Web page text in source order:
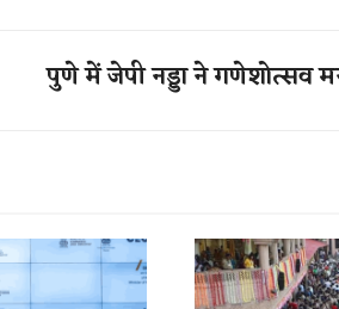
पुणे में जेपी नड्डा ने गणेशोत्सव